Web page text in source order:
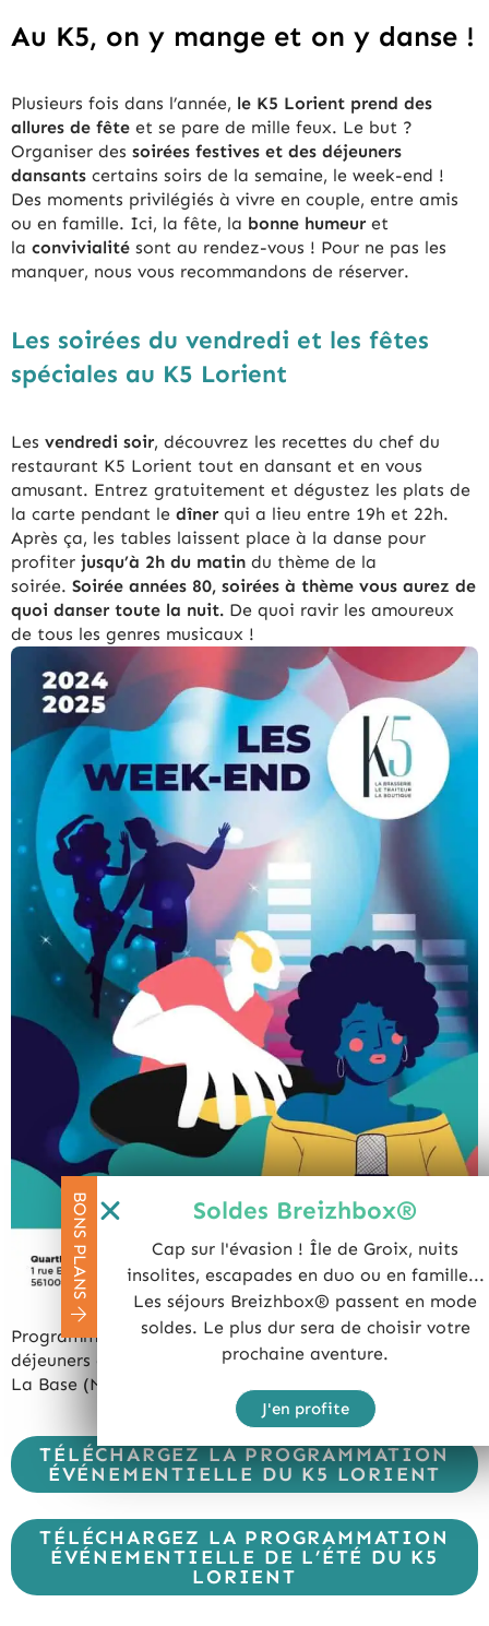
Au K5, on y mange et on y danse !
Plusieurs fois dans l’année, le K5 Lorient prend des
allures de fête et se pare de mille feux. Le but ?
Organiser des soirées festives et des déjeuners
dansants certains soirs de la semaine, le week-end !
Des moments privilégiés à vivre en couple, entre amis
ou en famille. Ici, la fête, la bonne humeur et
la convivialité sont au rendez-vous ! Pour ne pas les
manquer, nous vous recommandons de réserver.
Les soirées du vendredi et les fêtes
spéciales au K5 Lorient
Les vendredi soir, découvrez les recettes du chef du
restaurant K5 Lorient tout en dansant et en vous
amusant. Entrez gratuitement et dégustez les plats de
la carte pendant le dîner qui a lieu entre 19h et 22h.
Après ça, les tables laissent place à la danse pour
profiter jusqu’à 2h du matin du thème de la
soirée. Soirée années 80, soirées à thème vous aurez de
quoi danser toute la nuit. De quoi ravir les amoureux
de tous les genres musicaux !
Programmation événementielle pour 2023 – soirées et
déjeuners dansants au restaurant K5 by Paul à Lorient
La Base (Morbihan) – ©K5 Lorient
TÉLÉCHARGEZ LA PROGRAMMATION
ÉVÉNEMENTIELLE DU K5 LORIENT
TÉLÉCHARGEZ LA PROGRAMMATION
ÉVÉNEMENTIELLE DE L’ÉTÉ DU K5
LORIENT
BONS PLANS Soldes Breizhbox®
Cap sur l'évasion ! Île de Groix, nuits
insolites, escapades en duo ou en famille...
Les séjours Breizhbox® passent en mode
soldes. Le plus dur sera de choisir votre
prochaine aventure.
J'en profite